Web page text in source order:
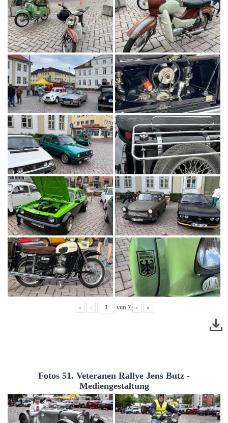
« ‹ von 7 › »
Fotos 51. Veteranen Rallye Jens Butz -
Mediengestaltung